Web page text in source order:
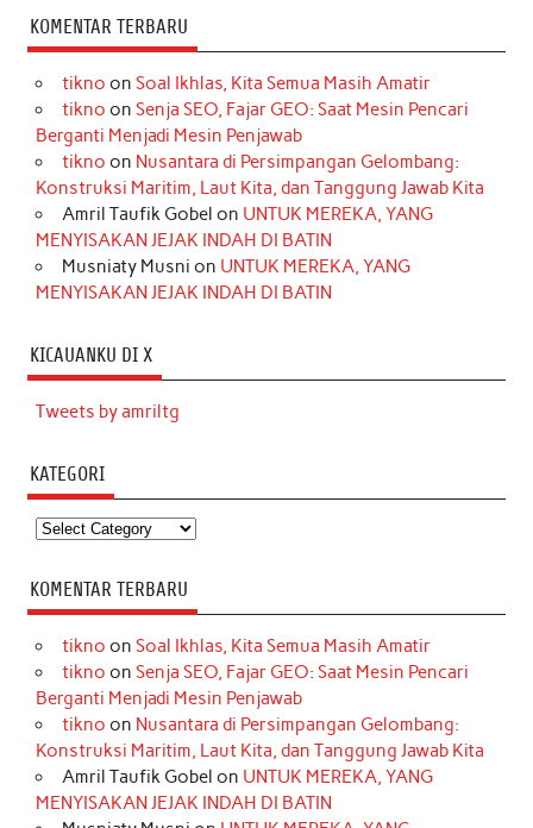
KOMENTAR TERBARU
tikno on Soal Ikhlas, Kita Semua Masih Amatir
tikno on Senja SEO, Fajar GEO: Saat Mesin Pencari
Berganti Menjadi Mesin Penjawab
tikno on Nusantara di Persimpangan Gelombang:
Konstruksi Maritim, Laut Kita, dan Tanggung Jawab Kita
Amril Taufik Gobel on UNTUK MEREKA, YANG
MENYISAKAN JEJAK INDAH DI BATIN
Musniaty Musni on UNTUK MEREKA, YANG
MENYISAKAN JEJAK INDAH DI BATIN
KICAUANKU DI X
Tweets by amriltg
KATEGORI
Kategori
KOMENTAR TERBARU
tikno on Soal Ikhlas, Kita Semua Masih Amatir
tikno on Senja SEO, Fajar GEO: Saat Mesin Pencari
Berganti Menjadi Mesin Penjawab
tikno on Nusantara di Persimpangan Gelombang:
Konstruksi Maritim, Laut Kita, dan Tanggung Jawab Kita
Amril Taufik Gobel on UNTUK MEREKA, YANG
MENYISAKAN JEJAK INDAH DI BATIN